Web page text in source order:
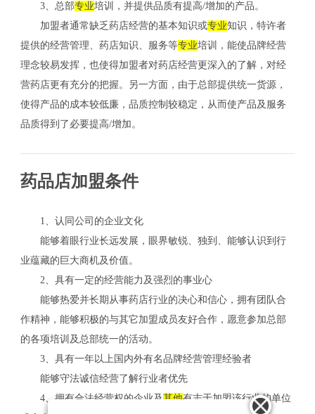
3、总部专业培训，并提供品质有提高/增加的产品。
加盟者通常缺乏药店经营的基本知识或专业知识，特许者
提供的经营管理、药店知识、服务等专业培训，能使品牌经营
理念较易发挥，也使得加盟者对药店经营更深入的了解，对经
营药店更有充分的把握。另一方面，由于总部提供统一货源，
使得产品的成本较低廉，品质控制较稳定，从而使产品及服务
品质得到了必要提高/增加。
药品店加盟条件
1、认同公司的企业文化
能够着眼行业长远发展，眼界敏锐、独到、能够认识到行
业蕴藏的巨大商机及价值。
2、具有一定的经营能力及强烈的事业心
能够热爱并长期从事药店行业的决心和信心，拥有团队合
作精神，能够积极的与其它加盟成员友好合作，愿意参加总部
的各项培训及总部统一的活动。
3、具有一年以上国内外有名品牌经营管理经验者
能够守法诚信经营了解行业者优先
4、拥有合法经营权的企业及其他有志于加盟该行业的单位